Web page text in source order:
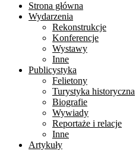
Strona główna
Wydarzenia
Rekonstrukcje
Konferencje
Wystawy
Inne
Publicystyka
Felietony
Turystyka historyczna
Biografie
Wywiady
Reportaże i relacje
Inne
Artykuły